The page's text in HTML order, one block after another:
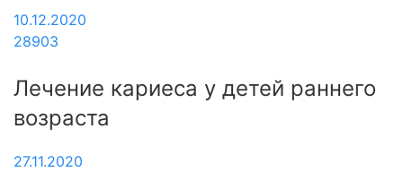
10.12.2020
28903
Лечение кариеса у детей раннего
возраста
27.11.2020